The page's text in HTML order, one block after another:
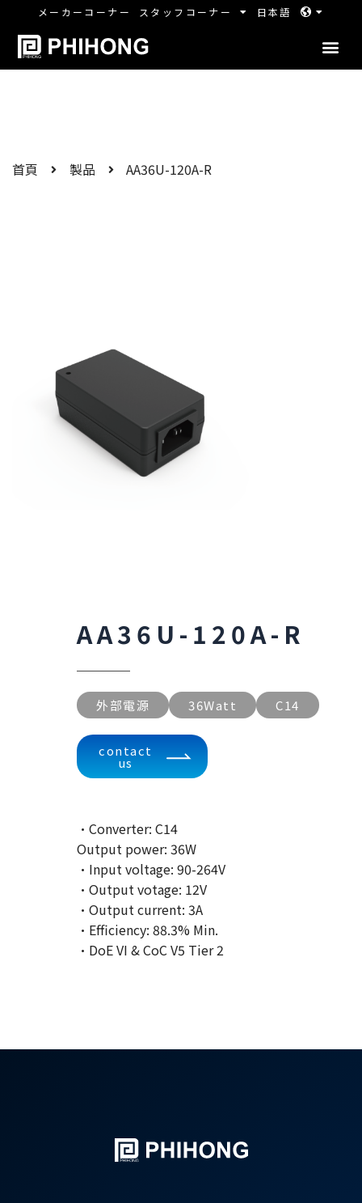
メーカーコーナー スタッフコーナー 日本語
首頁 製品 AA36U-120A-R
AA36U-120A-R
外部電源 36Watt C14
contact
us
·Converter: C14
Output power: 36W
·Input voltage: 90-264V
·Output votage: 12V
·Output current: 3A
·Efficiency: 88.3% Min.
·DoE VI & CoC V5 Tier 2